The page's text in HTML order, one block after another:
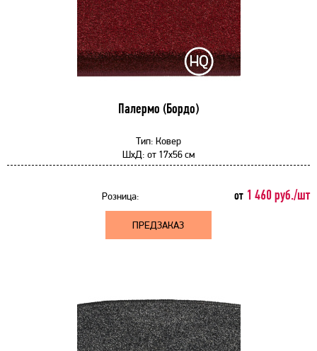
Палермо (Бордо)
Тип: Ковер
ШхД: от 17x56 см
Розница: от 1 460 руб./шт
ПРЕДЗАКАЗ